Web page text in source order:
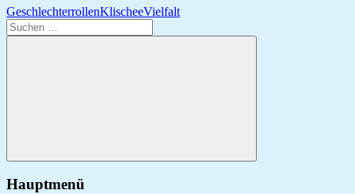
GeschlechterrollenKlischeeVielfalt
Suchen
nach:
Suchen
Hauptmenü